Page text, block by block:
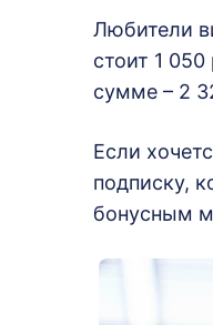
Любители
стоит 1
сумме – 2
Если
подписку,
бонусным